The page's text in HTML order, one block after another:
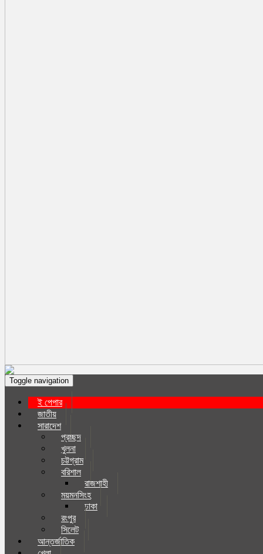
Toggle navigation
ই পেপার
জাতীয়
সারাদেশ
প্রচ্ছদ
খুলনা
চট্টগ্রাম
বরিশাল
রাজশাহী
ময়মনসিংহ
ঢাকা
রংপুর
সিলেট
আন্তর্জাতিক